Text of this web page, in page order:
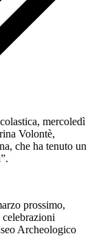
mercoledì
Volontè,
che ha tenuto un
prossimo,
Archeologico